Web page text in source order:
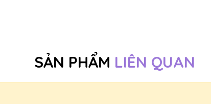
SẢN PHẨM LIÊN QUAN